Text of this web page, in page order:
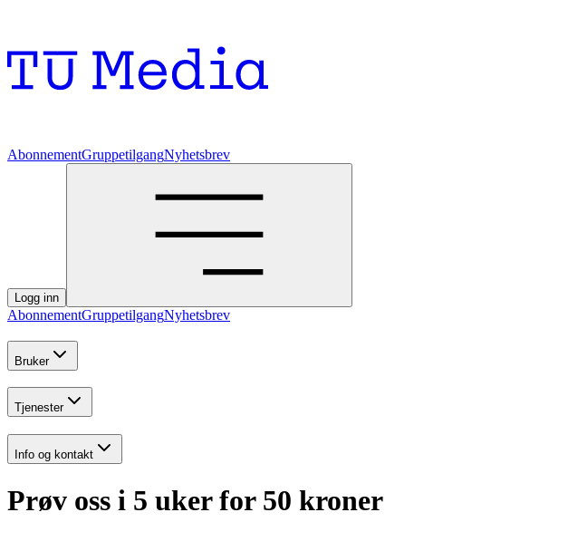
AbonnementGruppetilgangNyhetsbrev
Logg inn
AbonnementGruppetilgangNyhetsbrev
Bruker
Tjenester
Info og kontakt
Prøv oss i 5 uker for 50 kroner